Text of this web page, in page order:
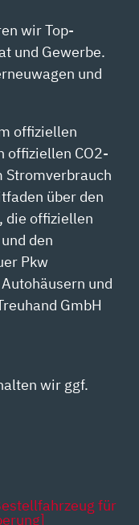
wir Top-
und Gewerbe.
und
offiziellen
offiziellen CO2-
Stromverbrauch
über den
die offiziellen
den
Pkw
und
GmbH
wir ggf.
für